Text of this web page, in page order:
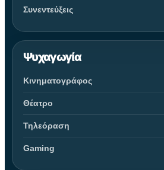
Συνεντεύξεις
Ψυχαγωγία
Κινηματογράφος
Θέατρο
Τηλεόραση
Gaming